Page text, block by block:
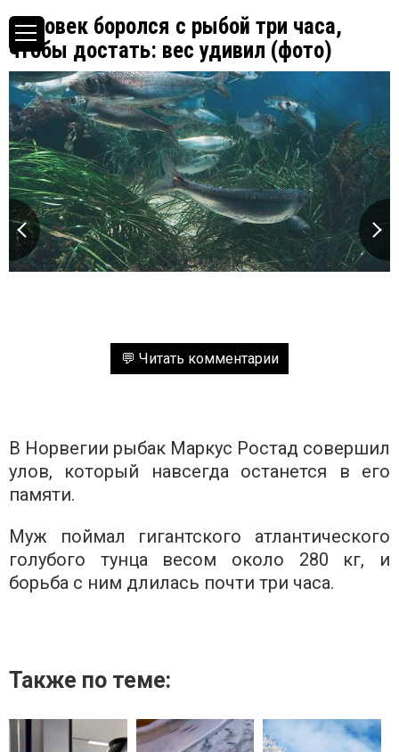
Человек боролся с рыбой три часа,
чтобы достать: вес удивил (фото)
💬 Читать комментарии
В Норвегии рыбак Маркус Ростад совершил
улов, который навсегда останется в его
памяти.
Муж поймал гигантского атлантического
голубого тунца весом около 280 кг, и
борьба с ним длилась почти три часа.
Также по теме: